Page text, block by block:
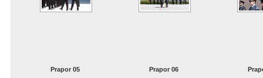
Prapor 05 Prapor 06